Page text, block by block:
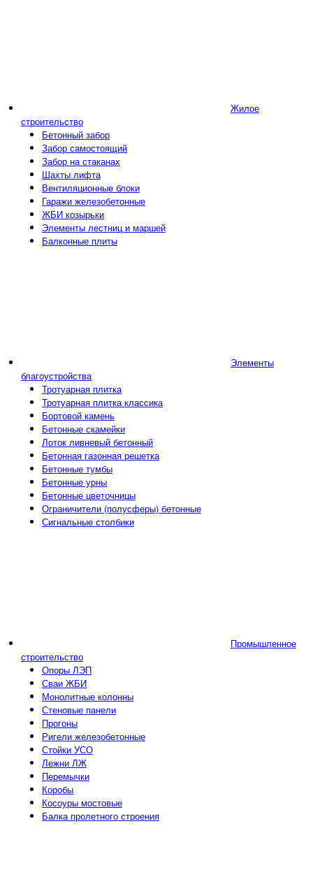
Жилое
строительство
Бетонный забор
Забор самостоящий
Забор на стаканах
Шахты лифта
Вентиляционные блоки
Гаражи железобетонные
ЖБИ козырьки
Элементы лестниц и маршей
Балконные плиты
Элементы
благоустройства
Тротуарная плитка
Тротуарная плитка классика
Бортовой камень
Бетонные скамейки
Лоток ливневый бетонный
Бетонная газонная решетка
Бетонные тумбы
Бетонные урны
Бетонные цветочницы
Ограничители (полусферы) бетонные
Сигнальные столбики
Промышленное
строительство
Опоры ЛЭП
Сваи ЖБИ
Монолитные колонны
Стеновые панели
Прогоны
Ригели железобетонные
Стойки УСО
Лежни ЛЖ
Перемычки
Коробы
Косоуры мостовые
Балка пролетного строения